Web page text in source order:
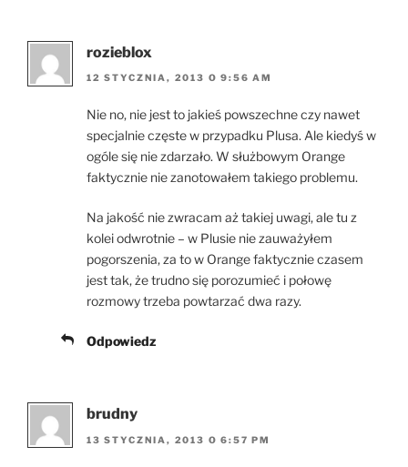
rozieblox
12 STYCZNIA, 2013 O 9:56 AM
Nie no, nie jest to jakieś powszechne czy nawet
specjalnie częste w przypadku Plusa. Ale kiedyś w
ogóle się nie zdarzało. W służbowym Orange
faktycznie nie zanotowałem takiego problemu.
Na jakość nie zwracam aż takiej uwagi, ale tu z
kolei odwrotnie – w Plusie nie zauważyłem
pogorszenia, za to w Orange faktycznie czasem
jest tak, że trudno się porozumieć i połowę
rozmowy trzeba powtarzać dwa razy.
Odpowiedz
brudny
13 STYCZNIA, 2013 O 6:57 PM